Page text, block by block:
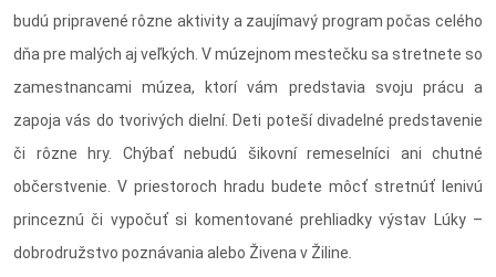
budú pripravené rôzne aktivity a zaujímavý program počas celého
dňa pre malých aj veľkých. V múzejnom mestečku sa stretnete so
zamestnancami múzea, ktorí vám predstavia svoju prácu a
zapoja vás do tvorivých dielní. Deti poteší divadelné predstavenie
či rôzne hry. Chýbať nebudú šikovní remeselníci ani chutné
občerstvenie. V priestoroch hradu budete môcť stretnúť lenivú
princeznú či vypočuť si komentované prehliadky výstav
Lúky –
dobrodružstvo poznávania alebo Živena v Žiline